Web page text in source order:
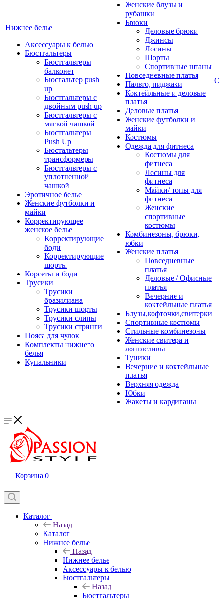
Нижнее белье
Аксессуары к белью
Бюстгальтеры
Бюстгальтеры
балконет
Бюсгальтер push
up
Бюстгальтеры с
двойным push up
Бюстгальтеры с
мягкой чашкой
Бюстгальтеры
Push Up
Бюстальтеры
трансформеры
Бюстгальтеры с
уплотненной
чашкой
Эротичное белье
Женские футболки и
майки
Корректирующее
женское белье
Корректирующие
боди
Корректирующие
шорты
Корсеты и боди
Трусики
Трусики
бразилиана
Трусики шорты
Трусики слипы
Трусики стринги
Пояса для чулок
Комплекты нижнего
белья
Купальники
Женские блузы и
рубашки
Брюки
Деловые брюки
Джинсы
Лосины
Шорты
Спортивные штаны
Повседневные платья
Пальто, пиджаки
Коктейльные и деловые
платья
Деловые платья
Женские футболки и
майки
Костюмы
Одежда для фитнеса
Костюмы для
фитнеса
Лосины для
фитнеса
Майки/ топы для
фитнеса
Женские
спортивные
костюмы
Комбинезоны, брюки,
юбки
Женские платья
Повседневные
платья
Деловые / Офисные
платья
Вечерние и
коктейльные платья
Блузы,кофточки,свитерки
Спортивные костюмы
Стильные комбинезоны
Женские свитера и
лонглсливы
Туники
Вечерние и коктейльные
платья
Верхняя одежда
Юбки
Жакеты и кардиганы
Корзина 0
Каталог
Назад
Каталог
Нижнее белье
Назад
Нижнее белье
Аксессуары к белью
Бюстгальтеры
Назад
Бюстгальтеры